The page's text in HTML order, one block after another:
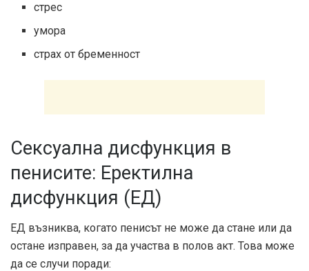
стрес
умора
страх от бременност
Сексуална дисфункция в
пенисите: Еректилна
дисфункция (ЕД)
ЕД възниква, когато пенисът не може да стане или да
остане изправен, за да участва в полов акт. Това може
да се случи поради: